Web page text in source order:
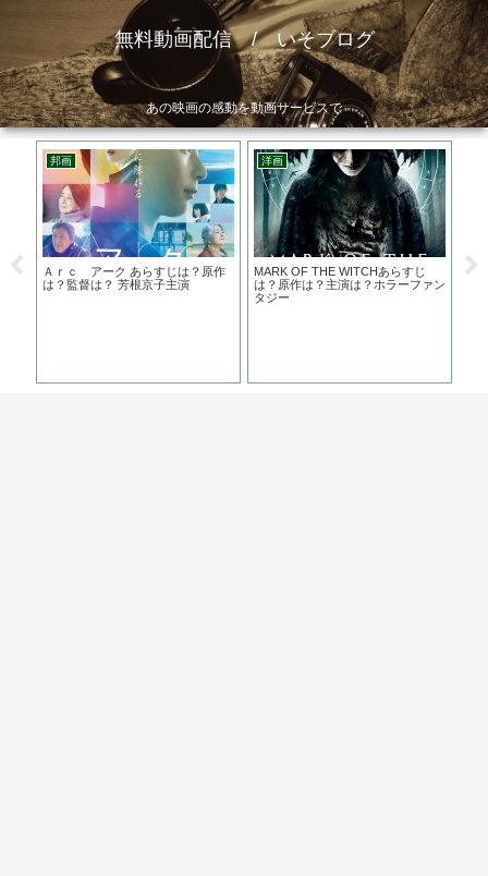
無料動画配信 / いそブログ
あの映画の感動を動画サービスで
邦画
Ａｒｃ アーク あらすじは？原作
は？監督は？ 芳根京子主演
洋画
MARK OF THE WITCHあらすじ
は？原作は？主演は？ホラーファン
タジー
砕